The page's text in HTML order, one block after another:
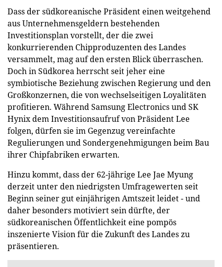
Dass der südkoreanische Präsident einen weitgehend
aus Unternehmensgeldern bestehenden
Investitionsplan vorstellt, der die zwei
konkurrierenden Chipproduzenten des Landes
versammelt, mag auf den ersten Blick überraschen.
Doch in Südkorea herrscht seit jeher eine
symbiotische Beziehung zwischen Regierung und den
Großkonzernen, die von wechselseitigen Loyalitäten
profitieren. Während Samsung Electronics und SK
Hynix dem Investitionsaufruf von Präsident Lee
folgen, dürfen sie im Gegenzug vereinfachte
Regulierungen und Sondergenehmigungen beim Bau
ihrer Chipfabriken erwarten.
Hinzu kommt, dass der 62-jährige Lee Jae Myung
derzeit unter den niedrigsten Umfragewerten seit
Beginn seiner gut einjährigen Amtszeit leidet - und
daher besonders motiviert sein dürfte, der
südkoreanischen Öffentlichkeit eine pompös
inszenierte Vision für die Zukunft des Landes zu
präsentieren.